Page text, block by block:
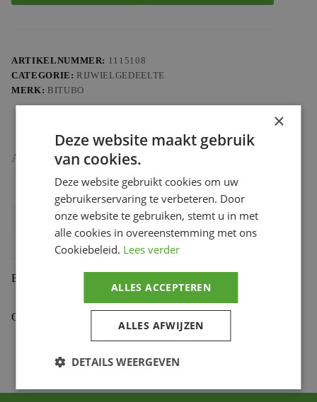
ARTIKELNUMMER: 1115108
CATEGORIE: RIJWIELGEDEELTE
MERK: BITUBO
Aanvullende informatie
Bihr productcode 1115108,8033914253868
Productmerk BITUBO
Beoordelingen (0)
Gekoppelde Motoren
×
Deze website maakt gebruik
van cookies.
Deze website gebruikt cookies om uw
gebruikerservaring te verbeteren. Door
onze website te gebruiken, stemt u in met
alle cookies in overeenstemming met ons
Cookiebeleid. Lees verder
ALLES ACCEPTEREN
ALLES AFWIJZEN
DETAILS WEERGEVEN